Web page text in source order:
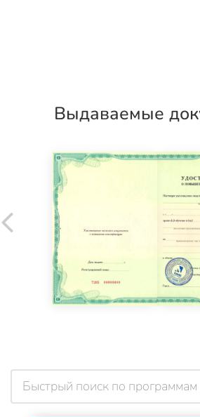
Выдаваемые